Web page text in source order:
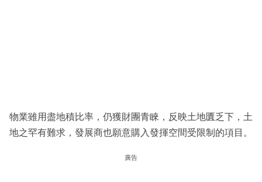
物業雖用盡地積比率，仍獲財團青睞，反映土地匱乏下，土
地之罕有難求，發展商也願意購入發揮空間受限制的項目。
廣告